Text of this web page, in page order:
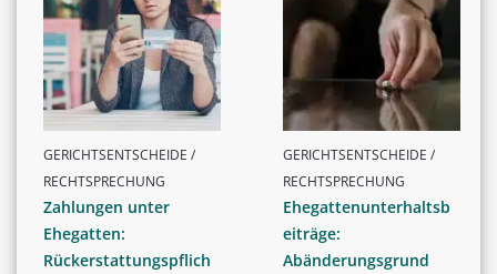
GERICHTSENTSCHEIDE /
RECHTSPRECHUNG
Zahlungen unter
Ehegatten:
Rückerstattungspflich
GERICHTSENTSCHEIDE /
RECHTSPRECHUNG
Ehegattenunterhaltsb
eiträge:
Abänderungsgrund